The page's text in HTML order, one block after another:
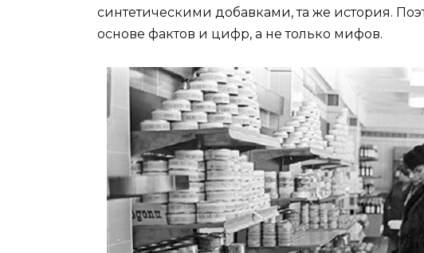
синтетическими добавками, та же история.
основе фактов и цифр, а не только мифов.